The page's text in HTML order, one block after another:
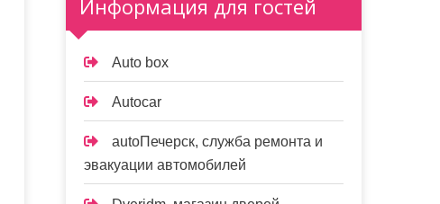
Информация для гостей
Auto box
Autocar
autoПечерск, служба ремонта и
эвакуации автомобилей